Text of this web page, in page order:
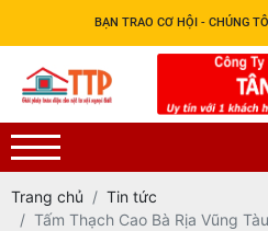
BẠN TRAO CƠ HỘI - CHÚNG
Trang chủ
Tin tức
Tấm Thạch Cao Bà Rịa Vũng